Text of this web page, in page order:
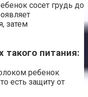
сосет грудь до
затем
такого питания:
ребенок
есть защиту от